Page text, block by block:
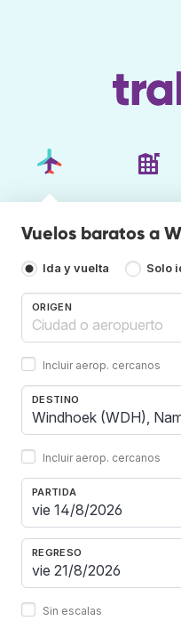
Vuelos baratos a
Ida y vuelta Solo
ORIGEN
Incluir aerop. cercanos
DESTINO
Incluir aerop. cercanos
PARTIDA
REGRESO
Sin escalas